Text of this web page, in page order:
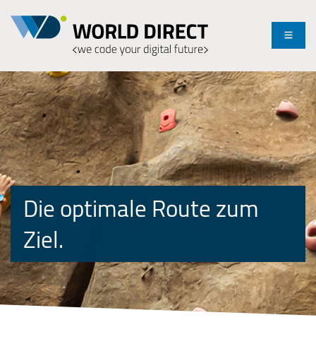
Menü
Die optimale Route zum
Ziel.